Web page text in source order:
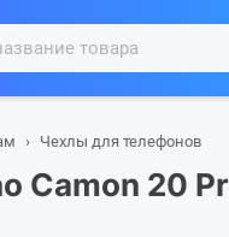
Чехлы для телефонов
Camon 20